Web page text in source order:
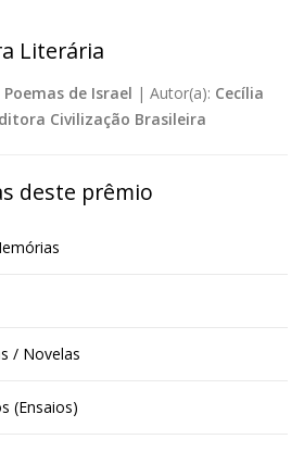
Literária
Poemas de Israel | Autor(a): Cecília
Civilização Brasileira
deste prêmio
/ Novelas
(Ensaios)